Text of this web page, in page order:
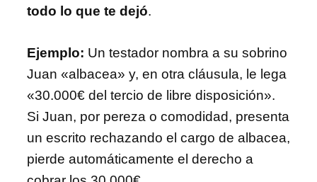
todo lo que te dejó.
Ejemplo: Un testador nombra a su sobrino
Juan «albacea» y, en otra cláusula, le lega
«30.000€ del tercio de libre disposición».
Si Juan, por pereza o comodidad, presenta
un escrito rechazando el cargo de albacea,
pierde automáticamente el derecho a